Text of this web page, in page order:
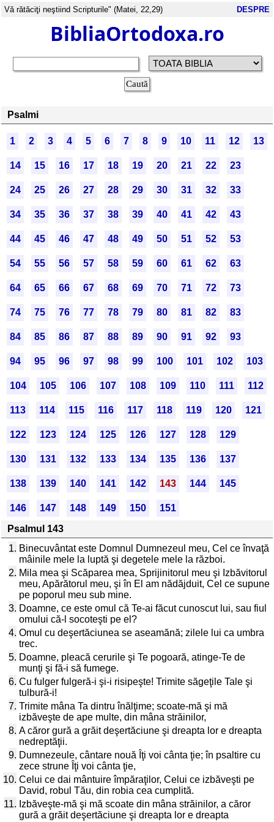
Vă rătăciţi neştiind Scripturile" (Matei, 22,29) DESPRE
BibliaOrtodoxa.ro
Psalmi
1 2 3 4 5 6 7 8 9 10 11 12 13
14 15 16 17 18 19 20 21 22 23
24 25 26 27 28 29 30 31 32 33
34 35 36 37 38 39 40 41 42 43
44 45 46 47 48 49 50 51 52 53
54 55 56 57 58 59 60 61 62 63
64 65 66 67 68 69 70 71 72 73
74 75 76 77 78 79 80 81 82 83
84 85 86 87 88 89 90 91 92 93
94 95 96 97 98 99 100 101 102 103
104 105 106 107 108 109 110 111 112
113 114 115 116 117 118 119 120 121
122 123 124 125 126 127 128 129
130 131 132 133 134 135 136 137
138 139 140 141 142 143 144 145
146 147 148 149 150
151
Psalmul 143
1. Binecuvântat este Domnul Dumnezeul meu, Cel ce învaţă
mâinile mele la luptă şi degetele mele la război.
2. Mila mea şi Scăparea mea, Sprijinitorul meu şi Izbăvitorul
meu, Apărătorul meu, şi în El am nădăjduit, Cel ce supune
pe poporul meu sub mine.
3. Doamne, ce este omul că Te-ai făcut cunoscut lui, sau fiul
omului că-l socoteşti pe el?
4. Omul cu deşertăciunea se aseamănă; zilele lui ca umbra
trec.
5. Doamne, pleacă cerurile şi Te pogoară, atinge-Te de
munţi şi fă-i să fumege.
6. Cu fulger fulgeră-i şi-i risipeşte! Trimite săgeţile Tale şi
tulbură-i!
7. Trimite mâna Ta dintru înălţime; scoate-mă şi mă
izbăveşte de ape multe, din mâna străinilor,
8. A căror gură a grăit deşertăciune şi dreapta lor e dreapta
nedreptăţii.
9. Dumnezeule, cântare nouă Îţi voi cânta ţie; în psaltire cu
zece strune Îţi voi cânta ţie,
10. Celui ce dai mântuire împăraţilor, Celui ce izbăveşti pe
David, robul Tău, din robia cea cumplită.
11. Izbăveşte-mă şi mă scoate din mâna străinilor, a căror
gură a grăit deşertăciune şi dreapta lor e dreapta